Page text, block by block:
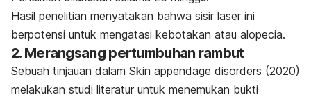
Hasil penelitian menyatakan bahwa sisir laser ini
berpotensi untuk mengatasi kebotakan atau alopecia.
2. Merangsang pertumbuhan rambut
Sebuah tinjauan dalam Skin appendage disorders (2020)
melakukan studi literatur untuk menemukan bukti